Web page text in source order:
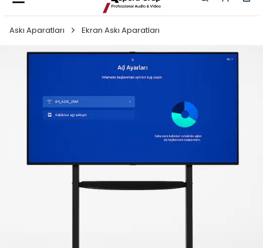
Askı Aparatları Ekran Askı Aparatları